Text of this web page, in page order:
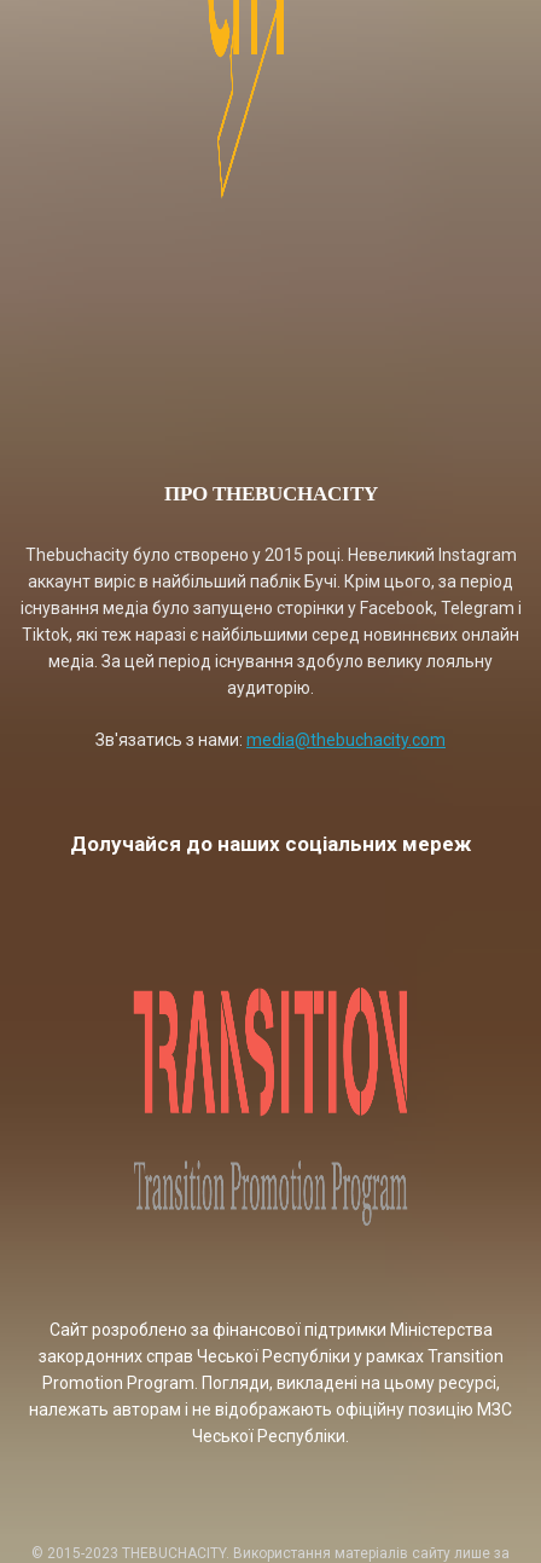
ПРО THEBUCHACITY
Thebuchacity було створено у 2015 році. Невеликий Instagram
аккаунт виріс в найбільший паблік Бучі. Крім цього, за період
існування медіа було запущено сторінки у Facebook, Telegram і
Tiktok, які теж наразі є найбільшими серед новиннєвих онлайн
медіа. За цей період існування здобуло велику лояльну
аудиторію.
Зв'язатись з нами: media@thebuchacity.com
Долучайся до наших соціальних мереж
Сайт розроблено за фінансової підтримки Міністерства
закордонних справ Чеської Республіки у рамках Transition
Promotion Program. Погляди, викладені на цьому ресурсі,
належать авторам і не відображають офіційну позицію МЗС
Чеської Республіки.
© 2015-2023 THEBUCHACITY. Використання матеріалів сайту лише за